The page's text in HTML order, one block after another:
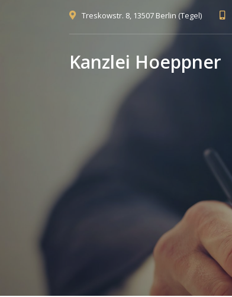
Treskowstr. 8, 13507 Berlin (Tegel)
Kanzlei Hoeppner